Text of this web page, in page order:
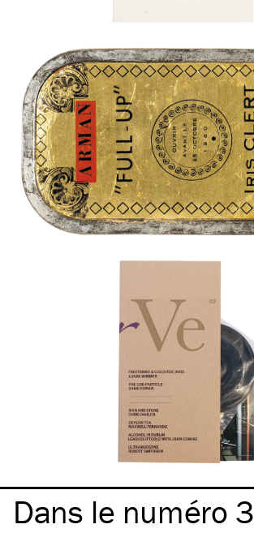
Dans le numéro 3